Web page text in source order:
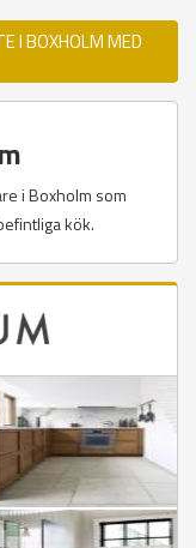
I BOXHOLM MED
i Boxholm som
kök.